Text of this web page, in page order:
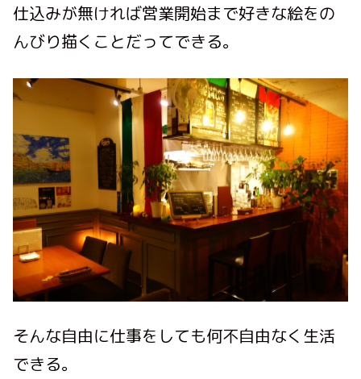
仕込みが無ければ営業開始まで好きな絵をの
んびり描くことだってできる。
そんな自由に仕事をしても何不自由なく生活
できる。